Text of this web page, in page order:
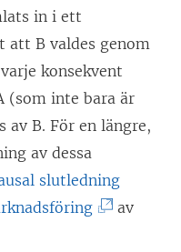
in i ett
att B valdes genom
konsekvent
(som inte bara är
av B. För en längre,
av dessa
slutledning
(
av